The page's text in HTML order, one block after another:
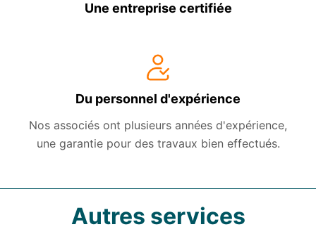
Une entreprise certifiée
Du personnel d'expérience
Nos associés ont plusieurs années d'expérience,
une garantie pour des travaux bien effectués.
Autres services